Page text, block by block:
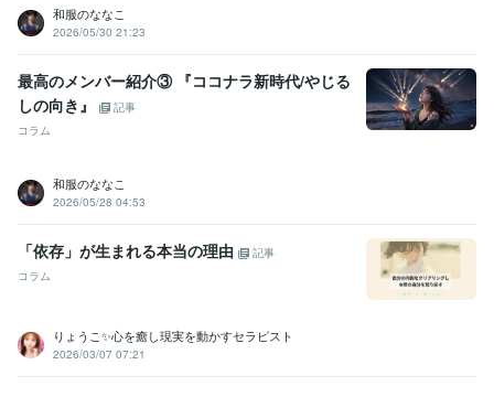
和服のななこ
2026/05/30 21:23
最高のメンバー紹介③ 『ココナラ新時代/やじる
しの向き』
記事
コラム
和服のななこ
2026/05/28 04:53
「依存」が生まれる本当の理由
記事
コラム
りょうこ✨心を癒し現実を動かすセラピスト
2026/03/07 07:21